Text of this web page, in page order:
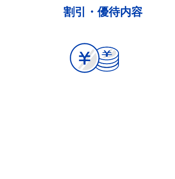
割引・優待内容